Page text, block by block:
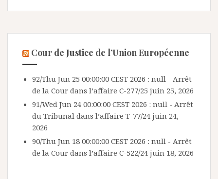
Cour de Justice de l’Union Européenne
92/Thu Jun 25 00:00:00 CEST 2026 : null - Arrêt
de la Cour dans l’affaire C-277/25 juin 25, 2026
91/Wed Jun 24 00:00:00 CEST 2026 : null - Arrêt
du Tribunal dans l’affaire T-77/24 juin 24,
2026
90/Thu Jun 18 00:00:00 CEST 2026 : null - Arrêt
de la Cour dans l’affaire C-522/24 juin 18, 2026